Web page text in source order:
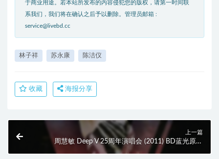
于商业用途。若本站所发布的内容侵犯您的版权，请第一时间联
系我们，我们将在确认之后予以删除。管理员邮箱 :
service@livebd.cc
林子祥 苏永康 陈洁仪
收藏 海报分享
上一篇
周慧敏 Deep V 25周年演唱会 (2011) BD蓝光原盘